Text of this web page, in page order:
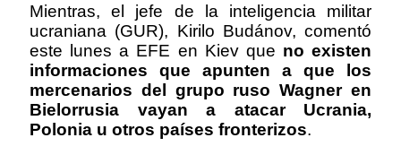
Mientras, el jefe de la inteligencia militar
ucraniana (GUR), Kirilo Budánov, comentó
este lunes a EFE en Kiev que no existen
informaciones que apunten a que los
mercenarios del grupo ruso Wagner en
Bielorrusia vayan a atacar Ucrania,
Polonia u otros países fronterizos.